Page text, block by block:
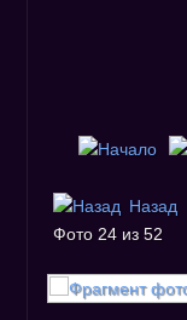
Назад
Фото 24 из 52